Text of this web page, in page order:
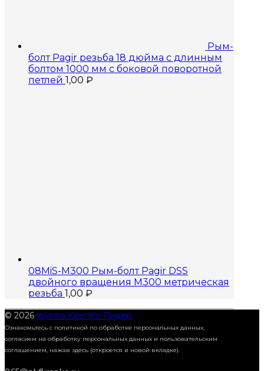
Рым-
болт Pagir резьба 18 дюйма с длинным
болтом 1000 мм с боковой поворотной
петлей 1,00 ₽
08MiS-M300 Рым-болт Pagir DSS
двойного вращения M300 метрическая
резьба 1,00 ₽
© 2026 группа КрепКо Лидер
Ознакомьтесь с политикой по обработке персональных данных,
согласием на обработку персональных данных и пользовательским
соглашением, нажав здесь (откроется в новой вкладке).